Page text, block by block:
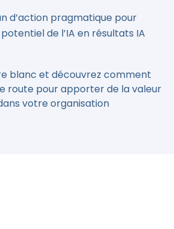
d’action pragmatique pour
de l’IA en résultats IA
blanc et découvrez comment
route pour apporter de la valeur
votre organisation